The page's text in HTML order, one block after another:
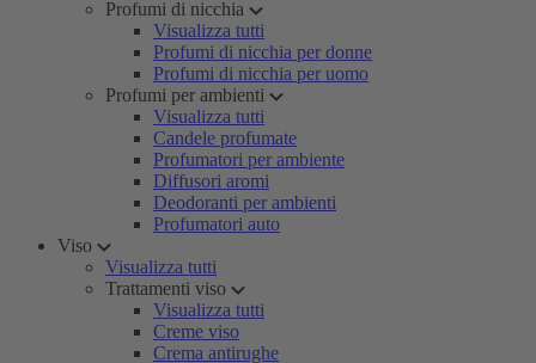
Profumi di nicchia
Visualizza tutti
Profumi di nicchia per donne
Profumi di nicchia per uomo
Profumi per ambienti
Visualizza tutti
Candele profumate
Profumatori per ambiente
Diffusori aromi
Deodoranti per ambienti
Profumatori auto
Viso
Visualizza tutti
Trattamenti viso
Visualizza tutti
Creme viso
Crema antirughe